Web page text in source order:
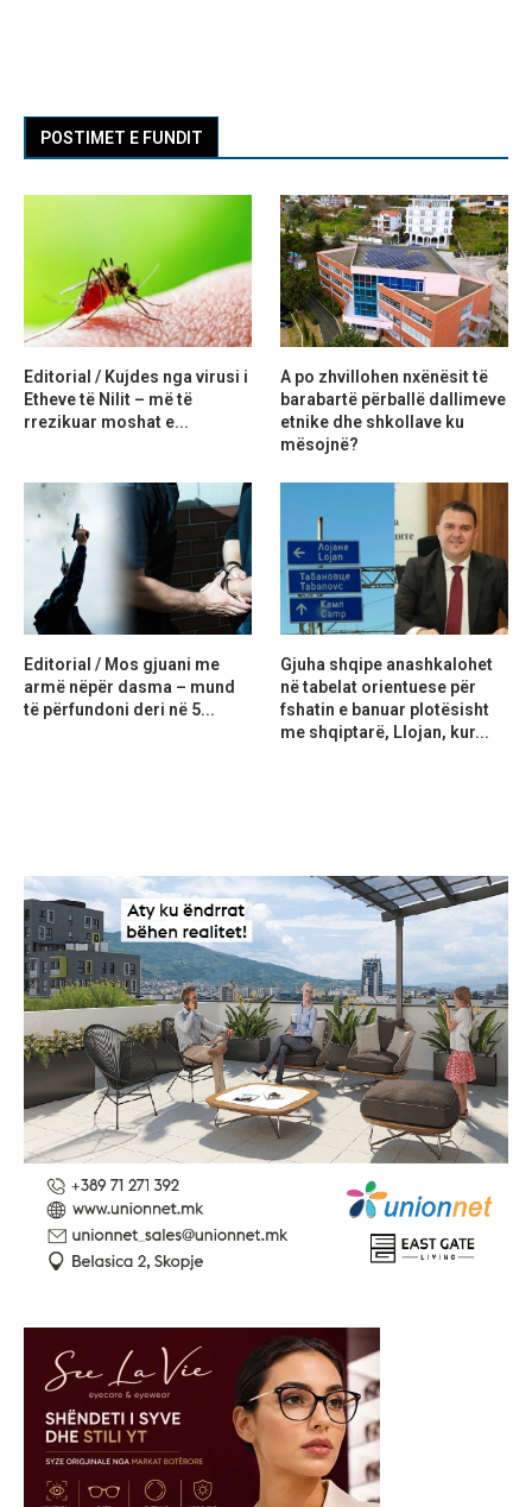
POSTIMET E FUNDIT
Editorial / Kujdes nga virusi i
Etheve të Nilit – më të
rrezikuar moshat e...
A po zhvillohen nxënësit të
barabartë përballë dallimeve
etnike dhe shkollave ku
mësojnë?
Editorial / Mos gjuani me
armë nëpër dasma – mund
të përfundoni deri në 5...
Gjuha shqipe anashkalohet
në tabelat orientuese për
fshatin e banuar plotësisht
me shqiptarë, Llojan, kur...